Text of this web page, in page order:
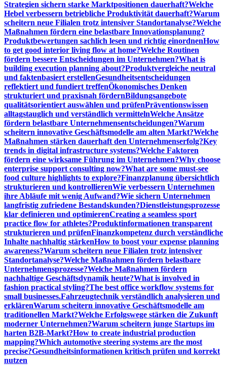
Strategien sichern starke Marktpositionen dauerhaft?Welche
Hebel verbessern betriebliche Produktivität dauerhaft?Warum
scheitern neue Filialen trotz intensiver Standortanalyse?Welche
Maßnahmen fördern eine belastbare Innovationsplanung?
Produktbewertungen sachlich lesen und richtig einordnenHow
to get good interior living flow at home?Welche Routinen
fördern bessere Entscheidungen im Unternehmen?What is
building execution planning about?Produktvergleiche neutral
und faktenbasiert erstellenGesundheitsentscheidungen
reflektiert und fundiert treffenÖkonomisches Denken
strukturiert und praxisnah fördernBildungsangebote
qualitätsorientiert auswählen und prüfenPräventionswissen
alltagstauglich und verständlich vermittelnWelche Ansätze
fördern belastbare Unternehmensentscheidungen?Warum
scheitern innovative Geschäftsmodelle am alten Markt?Welche
Maßnahmen stärken dauerhaft den Unternehmenserfolg?Key
trends in digital infrastructure systems?Welche Faktoren
fördern eine wirksame Führung im Unternehmen?Why choose
enterprise support consulting now?What are some must-see
food culture highlights to explore?Finanzplanung übersichtlich
strukturieren und kontrollierenWie verbessern Unternehmen
ihre Abläufe mit wenig Aufwand?Wie sichern Unternehmen
langfristig zufriedene Bestandskunden?Dienstleistungsprozesse
klar definieren und optimierenCreating a seamless sport
practice flow for athletes?Produktinformationen transparent
strukturieren und prüfenFinanzkompetenz durch verständliche
Inhalte nachhaltig stärkenHow to boost your expense planning
awareness?Warum scheitern neue Filialen trotz intensiver
Standortanalyse?Welche Maßnahmen fördern belastbare
Unternehmensprozesse?Welche Maßnahmen fördern
nachhaltige Geschäftsdynamik heute?What is involved in
fashion practical styling?The best office workflow systems for
small businesses.Fahrzeugtechnik verständlich analysieren und
erklärenWarum scheitern innovative Geschäftsmodelle am
traditionellen Markt?Welche Erfolgswege stärken die Zukunft
moderner Unternehmen?Warum scheitern junge Startups im
harten B2B-Markt?How to create industrial production
mapping?Which automotive steering systems are the most
precise?Gesundheitsinformationen kritisch prüfen und korrekt
nutzen